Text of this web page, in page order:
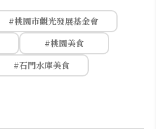
#桃園市觀光發展基金會
#桃園美食
#石門水庫美食